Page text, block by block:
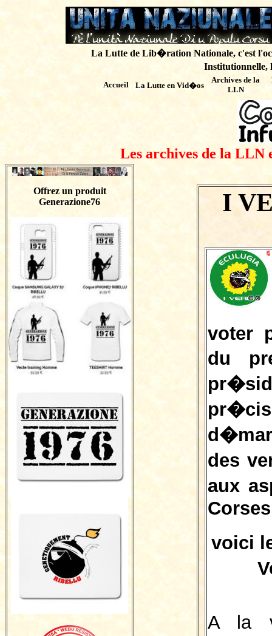
La Lutte de Lib�ration Nationale, c'est
Institutionnelle,
Accueil La Lutte en Vid�os
Archives de la
LLN
Les archives de la LLN
Offrez un produit
Generazione76
I
voter
du
des
aux
voici
A la